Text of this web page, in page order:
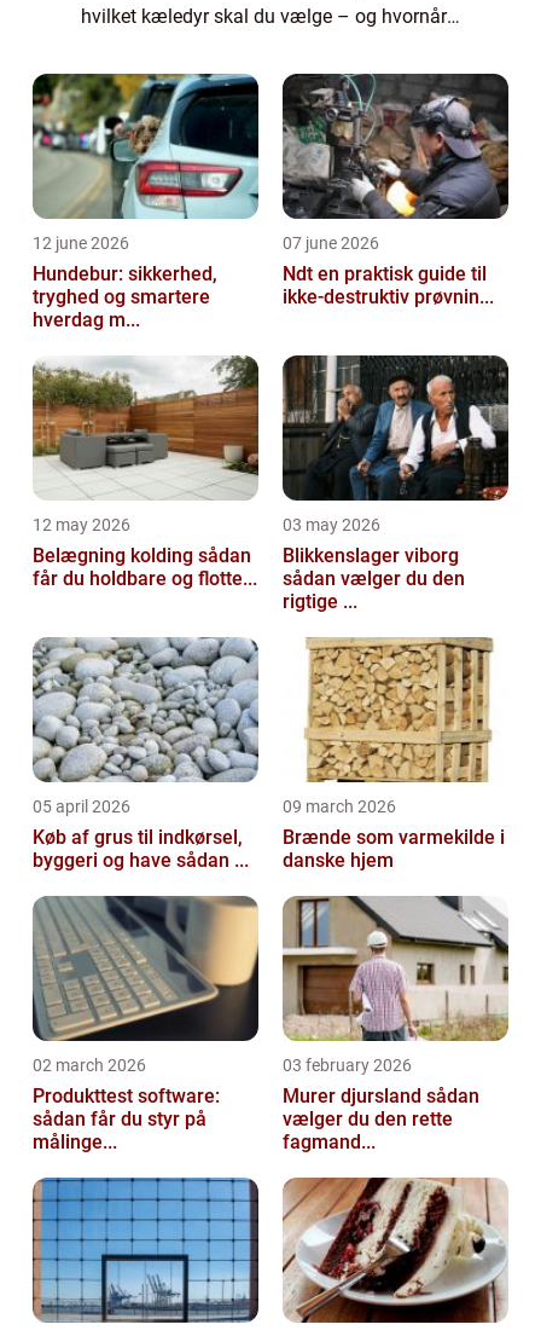
hvilket kæledyr skal du vælge – og hvornår
dit barn (og du) har, giver det grobu...
12 june 2026
Hundebur: sikkerhed,
tryghed og smartere
hverdag m...
07 june 2026
Ndt en praktisk guide til
ikke-destruktiv prøvnin...
12 may 2026
Belægning kolding sådan
får du holdbare og flotte...
03 may 2026
Blikkenslager viborg
sådan vælger du den
rigtige ...
05 april 2026
Køb af grus til indkørsel,
byggeri og have sådan ...
09 march 2026
Brænde som varmekilde i
danske hjem
02 march 2026
Produkttest software:
sådan får du styr på
målinge...
03 february 2026
Murer djursland sådan
vælger du den rette
fagmand...